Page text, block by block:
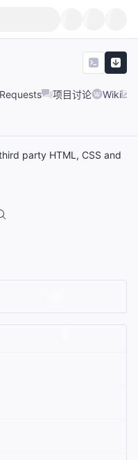
项目讨论 Wiki
party HTML, CSS and